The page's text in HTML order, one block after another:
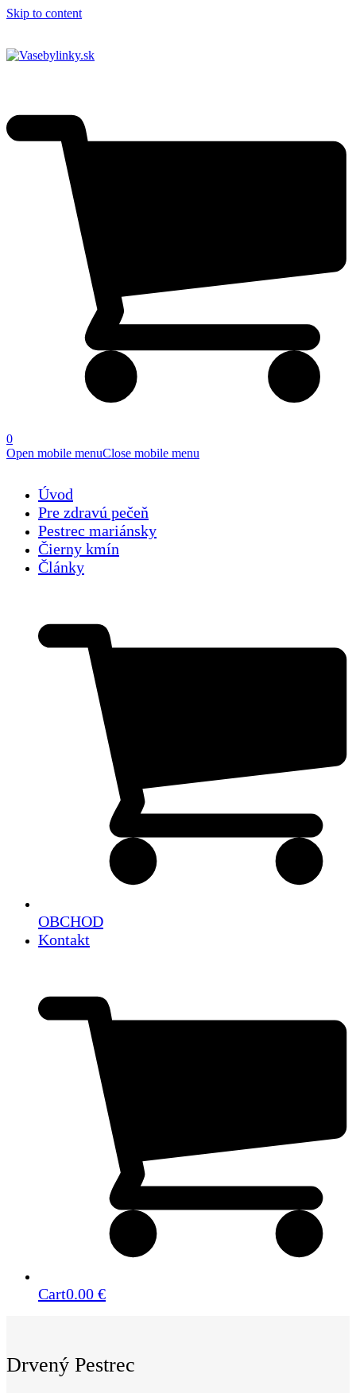
Skip to content
0
Open mobile menuClose mobile menu
Úvod
Pre zdravú pečeň
Pestrec mariánsky
Čierny kmín
Články
OBCHOD
Kontakt
Cart0.00 €
Drvený Pestrec